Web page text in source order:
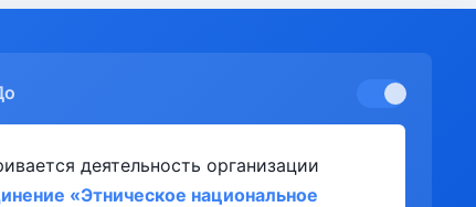
деятельность организации
«Этническое национальное